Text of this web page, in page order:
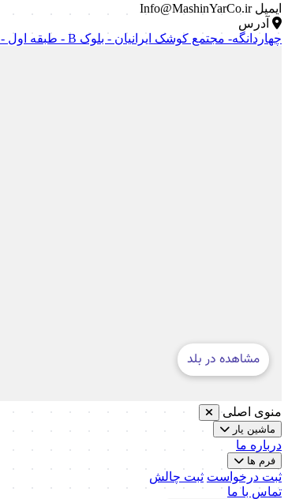
ایمیل Info@MashinYarCo.ir
آدرس
چهاردانگه- مجتمع کوشک ایرانیان - بلوک B - طبقه اول - واحد 5
منوی اصلی
ماشین یار
درباره ما
فرم ها
ثبت درخواست ثبت چالش
تماس با ما